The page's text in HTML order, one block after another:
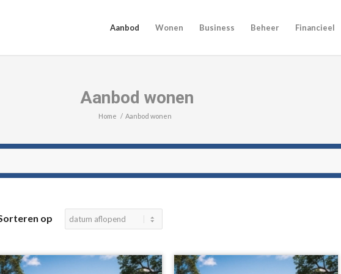
Aanbod Wonen Business Beheer Financieel
Aanbod wonen
Home / Aanbod wonen
op